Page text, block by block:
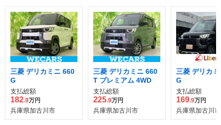
三菱 デリカミニ 660
G
支払総額
182.9万円
兵庫県加古川市
三菱 デリカミニ 660
T プレミアム 4WD
支払総額
225.9万円
兵庫県加古川市
三菱 デリカ
G
支払総額
169.9万円
兵庫県加古川市